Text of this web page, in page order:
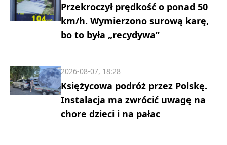
Przekroczył prędkość o ponad 50
km/h. Wymierzono surową karę,
bo to była „recydywa”
Księżycowa podróż przez Polskę.
Instalacja ma zwrócić uwagę na
chore dzieci i na pałac
2026-08-07, 18:28